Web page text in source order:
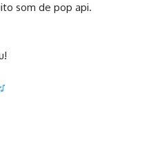
som de pop api.